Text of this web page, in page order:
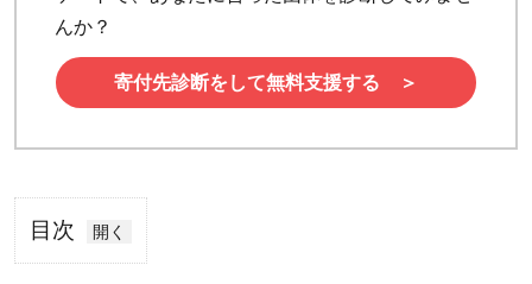
んか？
寄付先診断をして無料支援する ＞
目次
1